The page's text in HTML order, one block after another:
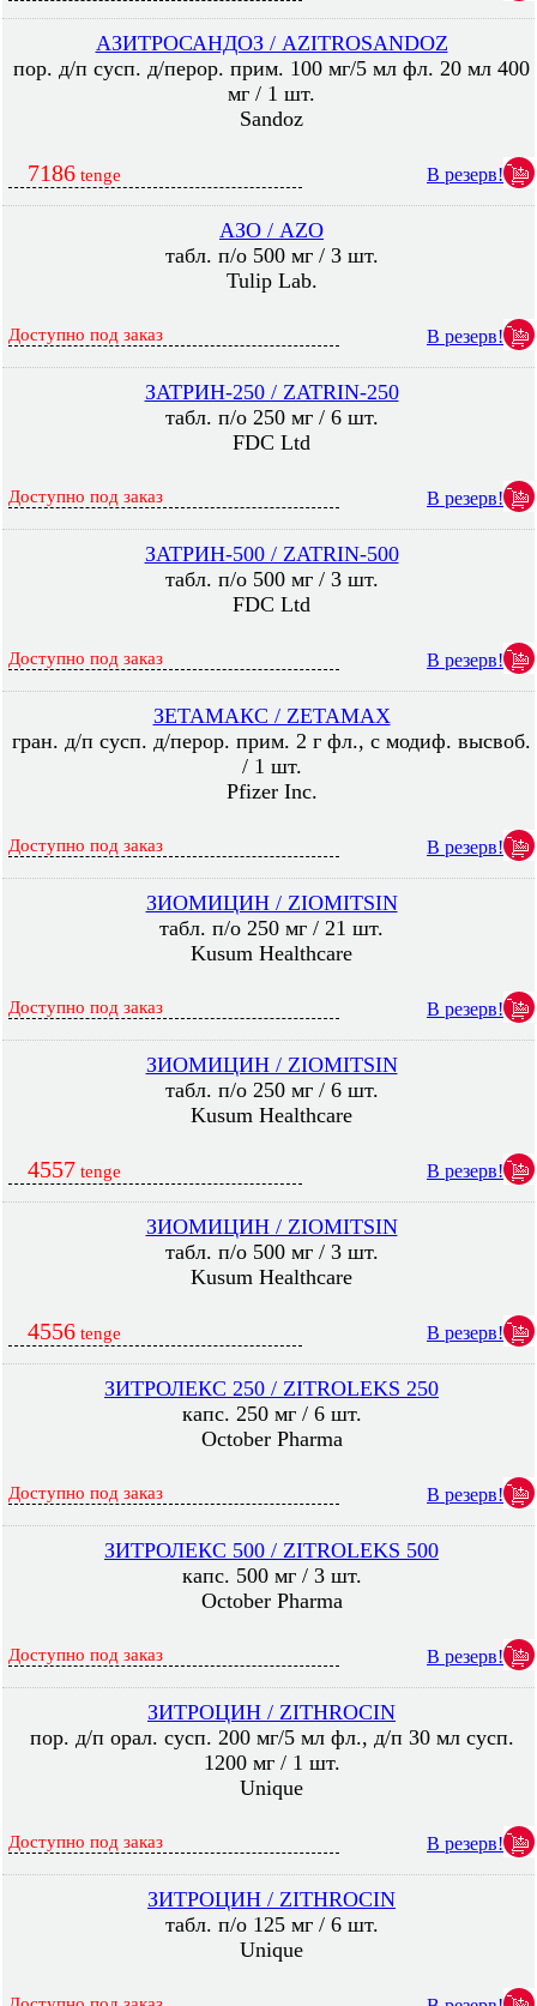
АЗИТРОСАНДОЗ / AZITROSANDOZ
пор. д/п сусп. д/перор. прим. 100 мг/5 мл фл. 20 мл 400
мг / 1 шт.
Sandoz
7186 tenge В резерв!
АЗО / AZO
табл. п/о 500 мг / 3 шт.
Tulip Lab.
Доступно под заказ В резерв!
ЗАТРИН-250 / ZATRIN-250
табл. п/о 250 мг / 6 шт.
FDC Ltd
Доступно под заказ В резерв!
ЗАТРИН-500 / ZATRIN-500
табл. п/о 500 мг / 3 шт.
FDC Ltd
Доступно под заказ В резерв!
ЗЕТАМАКС / ZETAMAX
гран. д/п сусп. д/перор. прим. 2 г фл., с модиф. высвоб.
/ 1 шт.
Pfizer Inc.
Доступно под заказ В резерв!
ЗИОМИЦИН / ZIOMITSIN
табл. п/о 250 мг / 21 шт.
Kusum Healthcare
Доступно под заказ В резерв!
ЗИОМИЦИН / ZIOMITSIN
табл. п/о 250 мг / 6 шт.
Kusum Healthcare
4557 tenge В резерв!
ЗИОМИЦИН / ZIOMITSIN
табл. п/о 500 мг / 3 шт.
Kusum Healthcare
4556 tenge В резерв!
ЗИТРОЛЕКС 250 / ZITROLEKS 250
капс. 250 мг / 6 шт.
October Pharma
Доступно под заказ В резерв!
ЗИТРОЛЕКС 500 / ZITROLEKS 500
капс. 500 мг / 3 шт.
October Pharma
Доступно под заказ В резерв!
ЗИТРОЦИН / ZITHROCIN
пор. д/п орал. сусп. 200 мг/5 мл фл., д/п 30 мл сусп.
1200 мг / 1 шт.
Unique
Доступно под заказ В резерв!
ЗИТРОЦИН / ZITHROCIN
табл. п/о 125 мг / 6 шт.
Unique